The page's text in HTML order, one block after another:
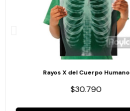
Rayos X del Cuerpo Humano
$30.790